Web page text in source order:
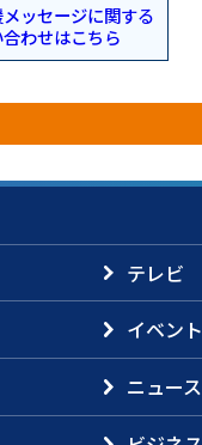
ッセージに関する
わせはこちら
テレビ
イベント
ニュース